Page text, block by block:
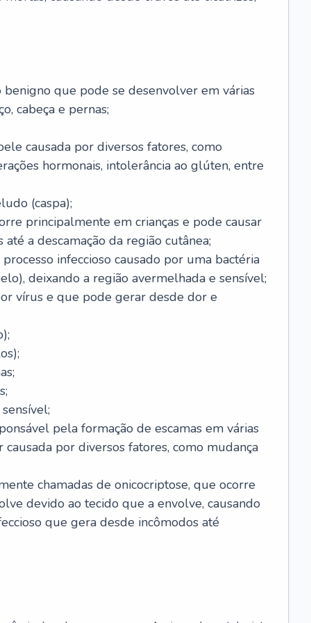
que pode se desenvolver em várias
cabeça e pernas;
causada por diversos fatores, como
hormonais, intolerância ao glúten, entre
(caspa);
principalmente em crianças e pode causar
a descamação da região cutânea;
infeccioso causado por uma bactéria
deixando a região avermelhada e sensível;
vírus e que pode gerar desde dor e
pela formação de escamas em várias
por diversos fatores, como mudança
chamadas de onicocriptose, que ocorre
devido ao tecido que a envolve, causando
que gera desde incômodos até